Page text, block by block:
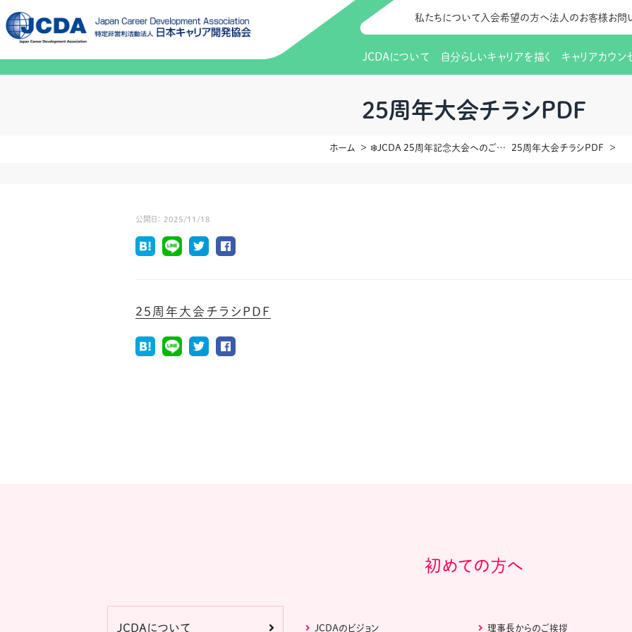
私たちについて 入会希望の方へ法人のお客様お問
JCDAについて
JCDAのビジョン 理事長からの
自分らしいキャリアを描く キャリアカウン
入会のご案内 会員向けサポ
支部のご紹介 支部・地区一
研修情報（お知らせ） 更新講習
（更新講習・スキルアップ）
のIDをお持ち
25周年大会チラシPDF
ホーム ❄️JCDA 25周年記念大会へのご案内 25周年大会チラシPDF
公開日： 2025/11/18
25周年大会チラシPDF
初めての方へ
JCDAについて JCDAのビジョン 理事長からのご挨拶